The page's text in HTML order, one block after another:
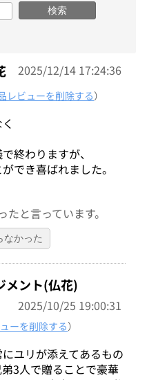
検索
2025/12/14 17:24:36
レビューを削除する）
終わりますが、
でき喜ばれました。
と言っています。
なかった
メント(仏花)
2025/10/25 19:00:31
ーを削除する）
ユリが添えてあるもの
3人で贈ることで豪華